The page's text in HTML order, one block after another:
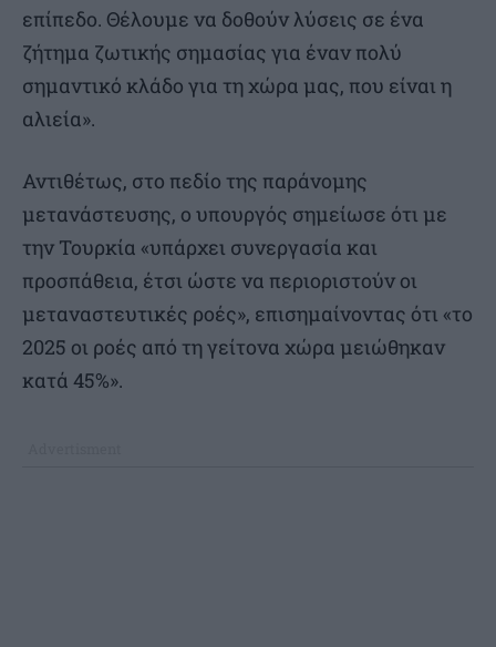
επίπεδο. Θέλουμε να δοθούν λύσεις σε ένα
ζήτημα ζωτικής σημασίας για έναν πολύ
σημαντικό κλάδο για τη χώρα μας, που είναι η
αλιεία».
Αντιθέτως, στο πεδίο της παράνομης
μετανάστευσης, ο υπουργός σημείωσε ότι με
την Τουρκία «υπάρχει συνεργασία και
προσπάθεια, έτσι ώστε να περιοριστούν οι
μεταναστευτικές ροές», επισημαίνοντας ότι «το
2025 οι ροές από τη γείτονα χώρα μειώθηκαν
κατά 45%».